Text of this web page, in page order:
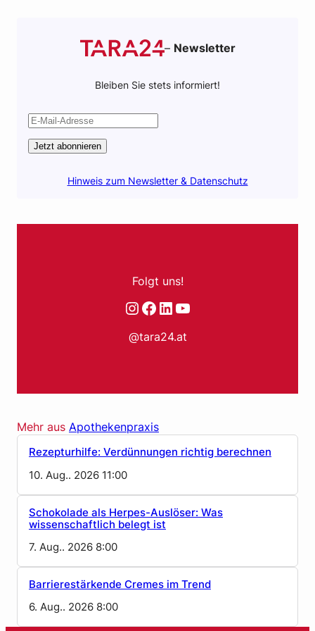
– Newsletter
Bleiben Sie stets informiert!
Jetzt abonnieren
Hinweis zum Newsletter & Datenschutz
Folgt uns!
Instagram
Facebook
LinkedIn
YouTube
@tara24.at
Mehr aus Apothekenpraxis
Rezepturhilfe: Verdünnungen richtig berechnen
10. Aug.. 2026 11:00
Schokolade als Herpes-Auslöser: Was
wissenschaftlich belegt ist
7. Aug.. 2026 8:00
Barrierestärkende Cremes im Trend
6. Aug.. 2026 8:00